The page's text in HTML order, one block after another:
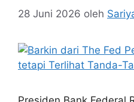
28 Juni 2026 oleh